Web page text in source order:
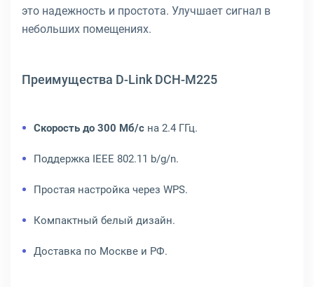
это надежность и простота. Улучшает сигнал в
небольших помещениях.
Преимущества D-Link DCH-M225
Скорость до 300 Мб/с на 2.4 ГГц.
Поддержка IEEE 802.11 b/g/n.
Простая настройка через WPS.
Компактный белый дизайн.
Доставка по Москве и РФ.